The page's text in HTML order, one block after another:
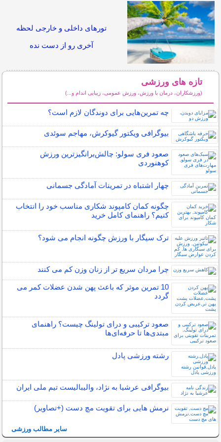
تورهای داخلی و خارجی لحظه
آخری رو از دست نده
تازه های ورزشی
(ورزشکاران، درمان با ورزش، ورزش عمومی، زیبایی اندام و...)
چه تمرین‌هایی برای دوندگان لازم است؟
بیوگرافی ویکتور گیوکرش، مهاجم سوئدی
صعود فری سولو: چالش‌برانگیزترین ورزش
کوهنوردی
چهار اشتباه در تمرینات آمادگی جسمانی
چگونه کمان کامپوند شکاری مناسب خود را انتخاب
کنیم؟ راهنمای کامل خرید
ترک سیگار با ورزش چگونه انجام می شود؟
چرا مردان سریع تر از زنان وزن کم می کنند
10 تمرین موثر که باعث پهن شدن عضلات کمر می
گردد
صعود ترکیبی و درای تولینگ چیست؟ راهنمای
مبتدی‌ها تا حرفه‌ای‌ها
رشته ورزشی پادل
بیوگرافی عرشیا به نژاد، والیبالیست تیم ملی ایران
نرمش هایی برای تقویت مچ دست (+تصاویر)
سایر مطالب ورزشی